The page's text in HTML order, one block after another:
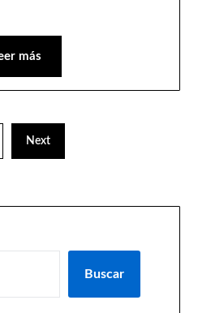
más
Next
Buscar